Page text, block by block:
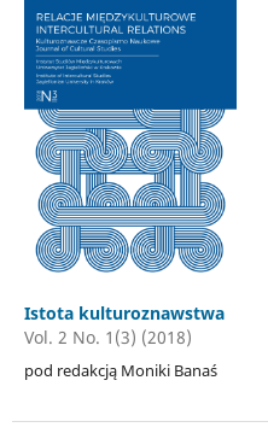
Istota kulturoznawstwa
Vol. 2 No. 1(3) (2018)
pod redakcją Moniki Banaś